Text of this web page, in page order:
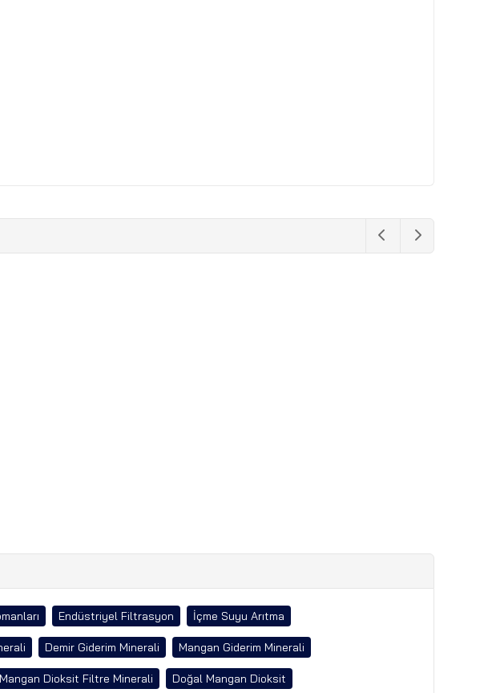
Endüstriyel Filtrasyon İçme Suyu Arıtma
Demir Giderim Minerali Mangan Giderim Minerali
Mangan Dioksit Filtre Minerali Doğal Mangan Dioksit